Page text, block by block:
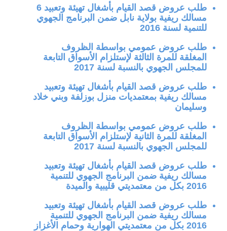
طلب عروض قصد القيام بأشغال تهيئة وتعبيد 6
مسالك ريفية بولاية نابل ضمن البرنامج الجهوي
للتنمية لسنة 2016
طلب عروض عمومي بواسطة الظروف
المغلقة للمرة الثالثة لإستلزام الأسواق التابعة
للمجلس الجهوي بالنسبة لسنة 2017
طلب عروض قصد القيام بأشغال تهيئة وتعبيد
مسالك ريفية بمعتمديات منزل بوزلفة وبني خلاد
وسليمان
طلب عروض عمومي بواسطة الظروف
المغلقة للمرة الثانية لإستلزام الأسواق التابعة
للمجلس الجهوي بالنسبة لسنة 2017
طلب عروض قصد القيام بأشغال تهيئة وتعبيد
مسالك ريفية ضمن البرنامج الجهوي للتنمية
2016 بكل من معتمديتي قليبية والميدة
طلب عروض قصد القيام بأشغال تهيئة وتعبيد
مسالك ريفية ضمن البرنامج الجهوي للتنمية
2016 بكل من معتمديتي الهوارية وحمام الأغزاز